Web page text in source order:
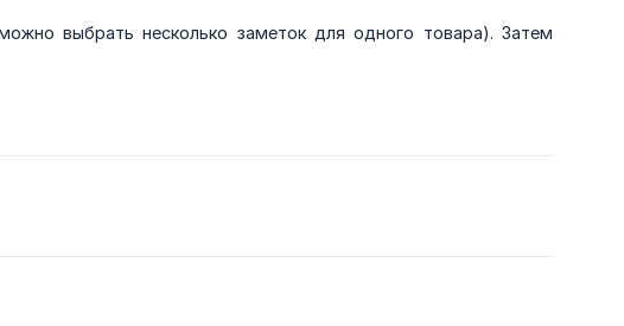
выбрать несколько заметок для одного товара). Затем